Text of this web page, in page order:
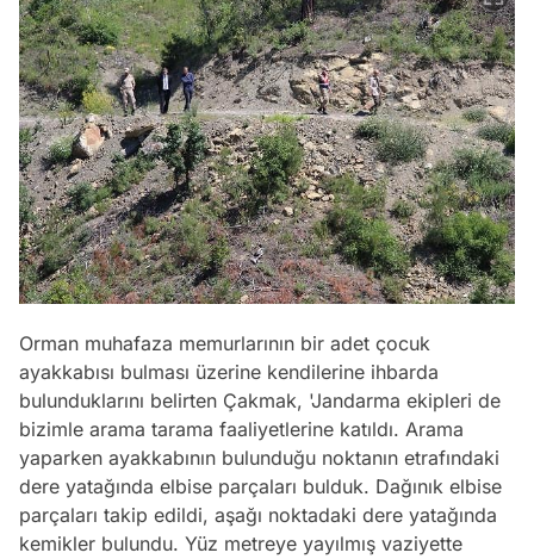
Orman muhafaza memurlarının bir adet çocuk
ayakkabısı bulması üzerine kendilerine ihbarda
bulunduklarını belirten Çakmak, 'Jandarma ekipleri de
bizimle arama tarama faaliyetlerine katıldı. Arama
yaparken ayakkabının bulunduğu noktanın etrafındaki
dere yatağında elbise parçaları bulduk. Dağınık elbise
parçaları takip edildi, aşağı noktadaki dere yatağında
kemikler bulundu. Yüz metreye yayılmış vaziyette